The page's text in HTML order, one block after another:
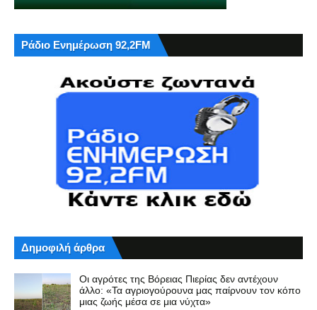
Ράδιο Ενημέρωση 92,2FM
Δημοφιλή άρθρα
Οι αγρότες της Βόρειας Πιερίας δεν αντέχουν
άλλο: «Τα αγριογούρουνα μας παίρνουν τον κόπο
μιας ζωής μέσα σε μια νύχτα»